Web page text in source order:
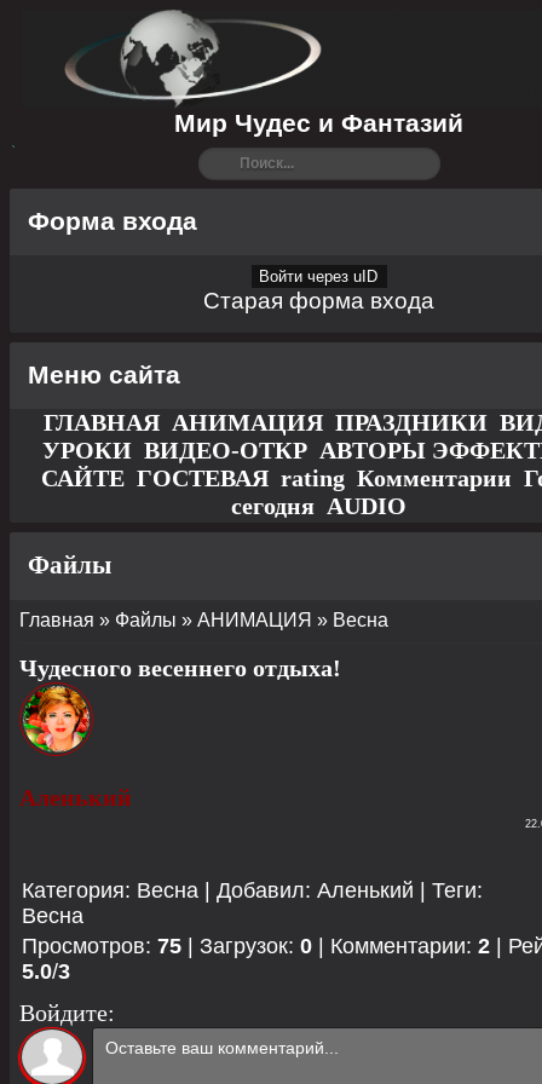
Мир Чудес и Фантазий
Форма входа
Войти через uID
Старая форма входа
Меню сайта
ГЛАВНАЯ АНИМАЦИЯ ПРАЗДНИКИ
УРОКИ ВИДЕО-ОТКР АВТОРЫ
САЙТЕ ГОСТЕВАЯ rating Комментарии
сегодня AUDIO
Файлы
Главная » Файлы » АНИМАЦИЯ » Весна
Чудесного весеннего отдыха!
Аленький
Категория: Весна Добавил: Аленький Теги:
Весна
Просмотров: 75 Загрузок: 0 Комментарии: 2
5.0/3
Войдите: